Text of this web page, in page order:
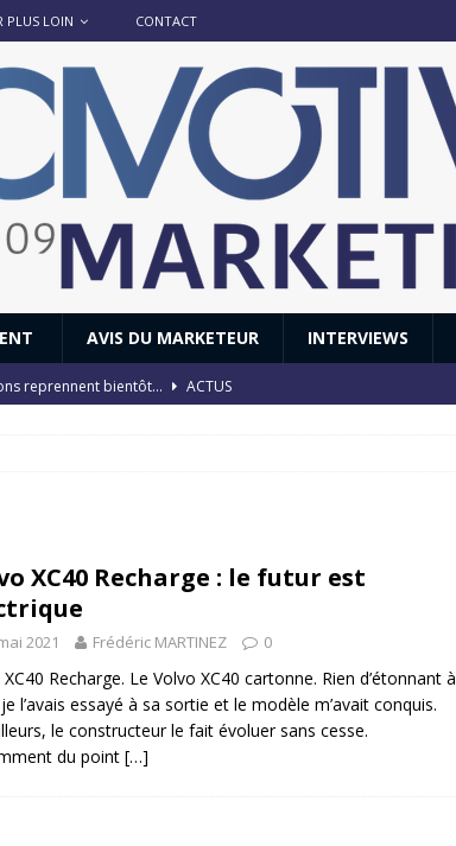
PLUS LOIN CONTACT
AVIS DU MARKETEUR INTERVIEWS
reprennent bientôt…
ACTUS
Honda dévoile un spot publicitaire… confiné! ACTUS
XC40 Recharge : le futur est
2021 Frédéric MARTINEZ 0
Recharge. Le Volvo XC40 cartonne. Rien d’étonnant à
l’avais essayé à sa sortie et le modèle m’avait conquis.
le constructeur le fait évoluer sans cesse.
du point […]